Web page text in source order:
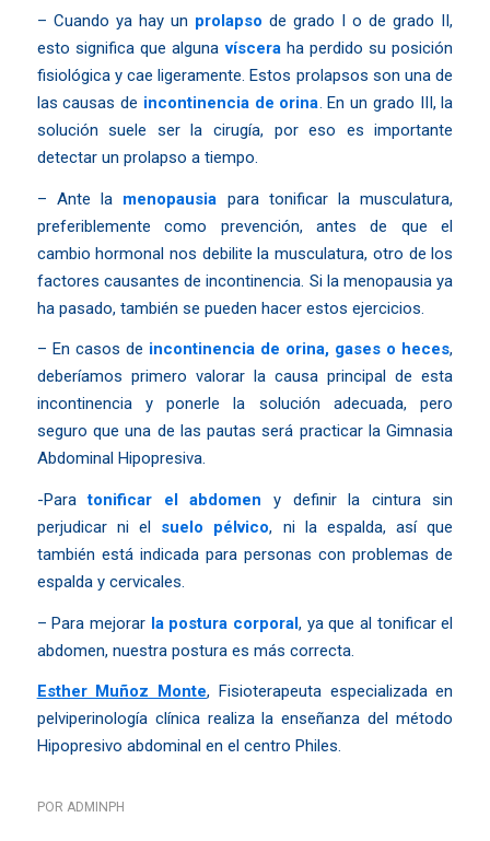
– Cuando ya hay un prolapso de grado I o de grado II,
esto significa que algunavísceraha perdido su posición
fisiológica y cae ligeramente. Estos prolapsos son una de
las causas de incontinencia de orina. En un grado III, la
solución suele ser la cirugía, por eso es importante
detectar un prolapso a tiempo.
– Ante la menopausia para tonificar la musculatura,
preferiblemente como prevención, antes de que el
cambio hormonal nos debilite la musculatura, otro de los
factores causantes de incontinencia. Si la menopausia ya
ha pasado, también se pueden hacer estos ejercicios.
– En casos de incontinencia de orina, gases o heces,
deberíamos primero valorar la causa principal de esta
incontinencia y ponerle la solución adecuada, pero
seguro que una de las pautas será practicar la Gimnasia
Abdominal Hipopresiva.
-Paratonificar el abdomen y definir la cintura sin
perjudicar ni el suelo pélvico, ni la espalda, así que
también está indicada para personas con problemas de
espalda y cervicales.
– Para mejorar la postura corporal, ya que al tonificar el
abdomen, nuestra postura es más correcta.
Esther Muñoz Monte, Fisioterapeuta especializada en
pelviperinología clínica realiza la enseñanza del método
Hipopresivo abdominal en el centro Philes.
POR ADMINPH